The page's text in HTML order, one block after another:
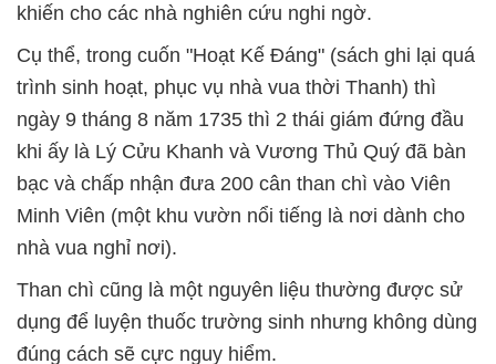
khiến cho các nhà nghiên cứu nghi ngờ.
Cụ thể, trong cuốn "Hoạt Kế Đáng" (sách ghi lại quá
trình sinh hoạt, phục vụ nhà vua thời Thanh) thì
ngày 9 tháng 8 năm 1735 thì 2 thái giám đứng đầu
khi ấy là Lý Cửu Khanh và Vương Thủ Quý đã bàn
bạc và chấp nhận đưa 200 cân than chì vào Viên
Minh Viên (một khu vườn nổi tiếng là nơi dành cho
nhà vua nghỉ nơi).
Than chì cũng là một nguyên liệu thường được sử
dụng để luyện thuốc trường sinh nhưng không dùng
đúng cách sẽ cực nguy hiểm.